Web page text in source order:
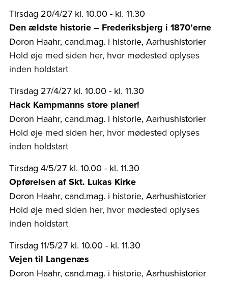
Tirsdag 20/4/27 kl. 10.00 - kl. 11.30
Den ældste historie – Frederiksbjerg i 1870’erne
Doron Haahr, cand.mag. i historie, Aarhushistorier
Hold øje med siden her, hvor mødested oplyses
inden holdstart
Tirsdag 27/4/27 kl. 10.00 - kl. 11.30
Hack Kampmanns store planer!
Doron Haahr, cand.mag. i historie, Aarhushistorier
Hold øje med siden her, hvor mødested oplyses
inden holdstart
Tirsdag 4/5/27 kl. 10.00 - kl. 11.30
Opførelsen af Skt. Lukas Kirke
Doron Haahr, cand.mag. i historie, Aarhushistorier
Hold øje med siden her, hvor mødested oplyses
inden holdstart
Tirsdag 11/5/27 kl. 10.00 - kl. 11.30
Vejen til Langenæs
Doron Haahr, cand.mag. i historie, Aarhushistorier